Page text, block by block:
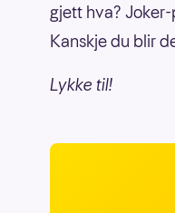
gjett hva?
Kanskje du blir
Lykke til!